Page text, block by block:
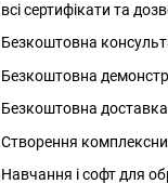
всі сертифікати та
Безкоштовна
Безкоштовна
Безкоштовна
Створення
Навчання і софт для